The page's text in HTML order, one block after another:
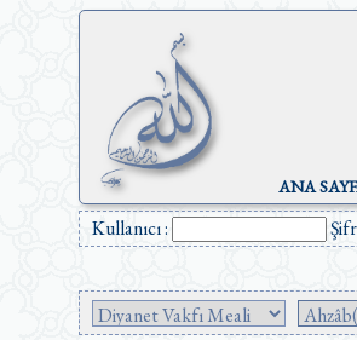
ANA
Kullanıcı :